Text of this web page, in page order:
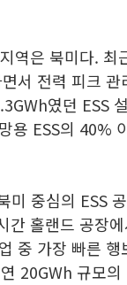
역은 북미다.
서 전력 피크
였던 ESS
용 ESS의 40%
중심의 ESS
홀랜드 공장
중 가장 빠른
20GWh 규모